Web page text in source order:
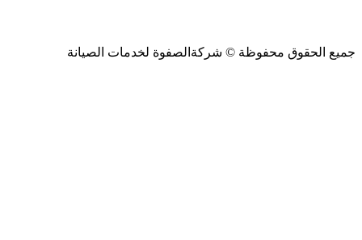
جميع الحقوق محفوظة © شركةالصفوة لخدمات الصيانة